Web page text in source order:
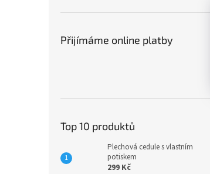
Přijímáme online platby
Top 10 produktů
Plechová cedule s vlastním
potiskem
299 Kč